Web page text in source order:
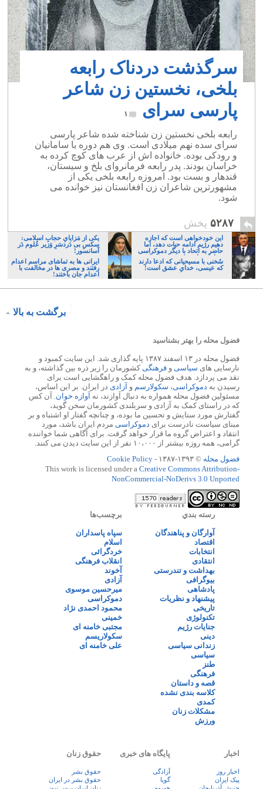
سرگذشت دردناک رابعه
بلخی، نخستین زن شاعر
پارسی‌ سرای
۱
رابعه بلخی نخستين زن شناخته شده شاعر پارسی
سرای سده نهم میلادی است. وی هم دوره با سامانیان
و رودکی بوده. خانواده اش از عرب های کوچ کرده به
خراسان بودند. پدر رابعه فرمانروای بلخ و سیستان،
قندهار و بست بود. امروزه رابعه بلخی یکی از
مشهورترین شاعران زن افغانستان نیز خوانده می
شود.
۵۲۸۷ پخش
این خودخواهی است که اجازه
دهیم رژیم ادامه حیات دهد، اما
حاضر به اتحاد با دیگر دموکراسی
خواهان نباشیم!
یکی از مَزایایِ حجابِ اسلامی:
سکسِ بی دَردسَرِ وَزیر عُلوم دَر
آسانسور!
سُخنی با مسیحیانی که ادعا دارند
که عیسی، خدایِ عشق است!
ایرانی ها به تماشای مراسم اعدام
رفتند و مصری ها در مخالفت با
اعدام جان باختند!
برگشت به بالا
فضول محله را بهتر بشناسید
فضول محله در ۱۳ اسفند ۱۳۸۷ پایه گذاری شد. این سایت کمبود و
نارسایی های سیاسی و فرهنگیکشورمان را زیر ذره بین گذاشته، و به
نقد می پردازد. هدف فضول محله کمک و راهگشایی است برای
رسیدن به دموکراسی، سکولارسم و آزادی در ایران. بر این اساس،
مسئولین فضول محله همواره به دنبال آوازند، نه آوازه خوان. آن کس
که در راستای کمک به آزادی و سربلندی کشورمان سخن گوید،
گفتارش مورد ستایش و تحسین ما بوده، و چنانچه گفتار او اشتباه و بر
مبنای سیاست نادرست برای دموکراسی مردم ایران باشد، مورد
انتقاد و اعتراض گروه ما قرار خواهد گرفت. برای آگاهی شما خواننده
گرامی، همه روزه بیشتر از ۱۰،۰۰۰ نفر از این سایت دیدن می کنند.
فضول محله © ۱۳۹۳-۱۳۸۷ -
Cookie Policy
This work is licensed under a Creative Commons Attribution-
NonCommercial-NoDerivs 3.0 Unported
رسته بندي
آوارگان و پناهندگان
اقتصاد
انتخابات
انتقادی
بهداشت و تندرستی
بیوگرافی
پادشاهی
پیشنهاد و نظریات
تاریخی
تکنولوژی
جنایات رژیم
دینی
زندانی سیاسی
سیاسی
طنز
فرهنگی
قصه و داستان
کلاسه بندی نشده
کمدی
مشکلات زنان
ورزش
برچسب‌ها
سپاه پاسداران
اسلام
خردگرائی
انقلاب فرهنگی
آخوند
آزادی
میرحسین موسوی
دموکراسی
محمود احمدی نژاد
خمینی
مجتبی خامنه ای
سکولاریسم
علی خامنه ای
اخبار
اخبار روز
پيک ايران
پایگاه های خبری
آزادگی
گویا
حقوق زنان
حقوق بشر
حقوق بشر در ایران